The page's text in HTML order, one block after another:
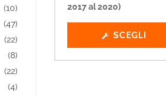
2017 al 2020)
SCEGLI
(10)
(47)
(22)
(8)
(22)
(4)